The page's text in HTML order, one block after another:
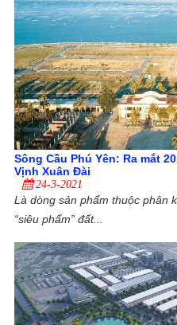
Sông Cầu Phú Yên: Ra mắt
Vịnh Xuân Đài
24-3-2021
Là dòng sản phẩm thuộc phân
“siêu phẩm” đất...